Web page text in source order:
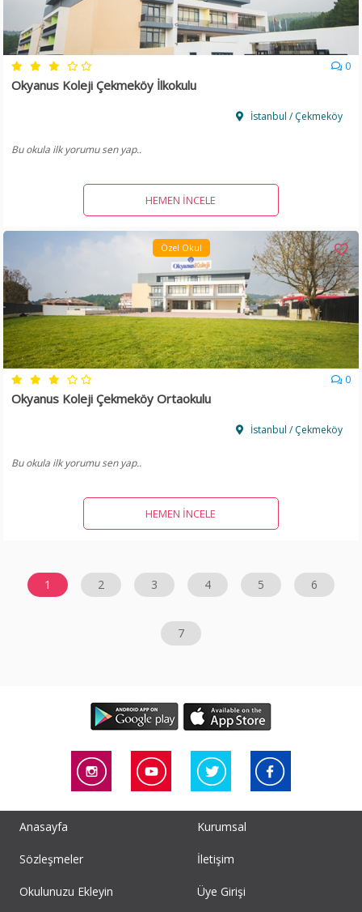
0
Okyanus Koleji Çekmeköy İlkokulu
İstanbul / Çekmeköy
Bu okula ilk yorumu sen yap..
HEMEN İNCELE
Özel Okul
0
Okyanus Koleji Çekmeköy Ortaokulu
İstanbul / Çekmeköy
Bu okula ilk yorumu sen yap..
HEMEN İNCELE
1 2 3 4 5 6
7
Anasayfa Kurumsal
Sözleşmeler İletişim
Okulunuzu Ekleyin Üye Girişi